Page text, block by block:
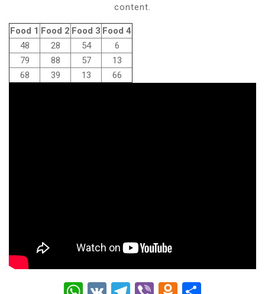
content.
Food 1 Food 2 Food 3 Food 4
48
28 54
6
79
88 57
13
68
39 13 66